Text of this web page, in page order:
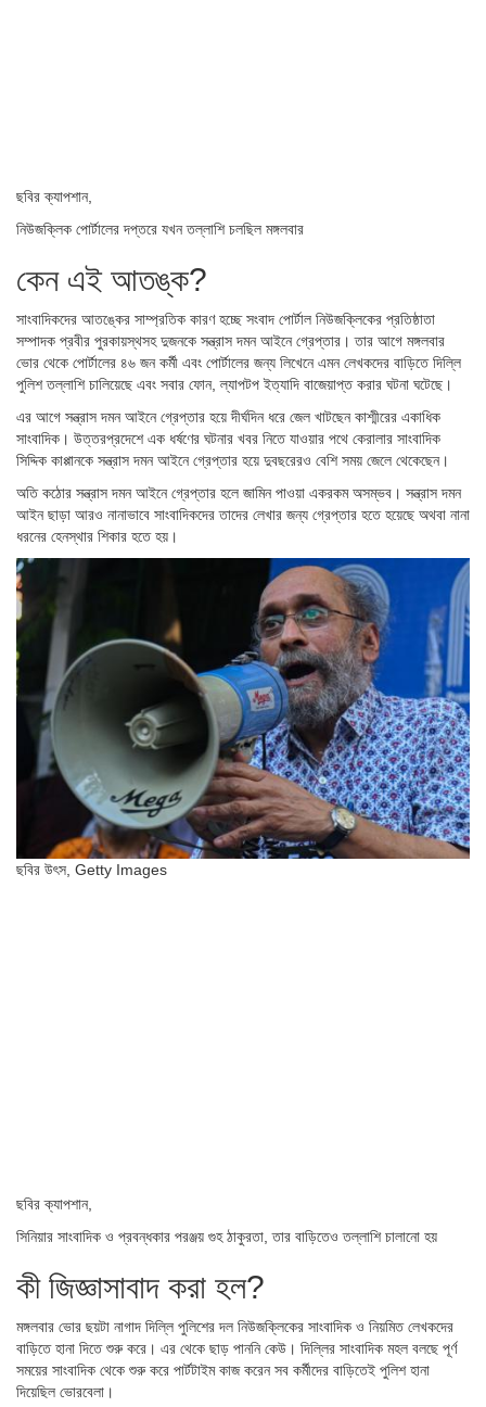
ছবির ক্যাপশান,
নিউজক্লিক পোর্টালের দপ্তরে যখন তল্লাশি চলছিল মঙ্গলবার
কেন এই আতঙ্ক?
সাংবাদিকদের আতঙ্কের সাম্প্রতিক কারণ হচ্ছে সংবাদ পোর্টাল নিউজক্লিকের প্রতিষ্ঠাতা
সম্পাদক প্রবীর পুরকায়স্থসহ দুজনকে সন্ত্রাস দমন আইনে গ্রেপ্তার। তার আগে মঙ্গলবার
ভোর থেকে পোর্টালের ৪৬ জন কর্মী এবং পোর্টালের জন্য লিখেনে এমন লেখকদের বাড়িতে দিল্লি
পুলিশ তল্লাশি চালিয়েছে এবং সবার ফোন, ল্যাপটপ ইত্যাদি বাজেয়াপ্ত করার ঘটনা ঘটেছে।
এর আগে সন্ত্রাস দমন আইনে গ্রেপ্তার হয়ে দীর্ঘদিন ধরে জেল খাটছেন কাশ্মীরের একাধিক
সাংবাদিক। উত্তরপ্রদেশে এক ধর্ষণের ঘটনার খবর নিতে যাওয়ার পথে কেরালার সাংবাদিক
সিদ্দিক কাপ্পানকে সন্ত্রাস দমন আইনে গ্রেপ্তার হয়ে দুবছরেরও বেশি সময় জেলে থেকেছেন।
অতি কঠোর সন্ত্রাস দমন আইনে গ্রেপ্তার হলে জামিন পাওয়া একরকম অসম্ভব। সন্ত্রাস দমন
আইন ছাড়া আরও নানাভাবে সাংবাদিকদের তাদের লেখার জন্য গ্রেপ্তার হতে হয়েছে অথবা নানা
ধরনের হেনস্থার শিকার হতে হয়।
ছবির উৎস, Getty Images
ছবির ক্যাপশান,
সিনিয়ার সাংবাদিক ও প্রবন্ধকার পরঞ্জয় গুহ ঠাকুরতা, তার বাড়িতেও তল্লাশি চালানো হয়
কী জিজ্ঞাসাবাদ করা হল?
মঙ্গলবার ভোর ছয়টা নাগাদ দিল্লি পুলিশের দল নিউজক্লিকের সাংবাদিক ও নিয়মিত লেখকদের
বাড়িতে হানা দিতে শুরু করে। এর থেকে ছাড় পাননি কেউ। দিল্লির সাংবাদিক মহল বলছে পূর্ণ
সময়ের সাংবাদিক থেকে শুরু করে পার্টটাইম কাজ করেন সব কর্মীদের বাড়িতেই পুলিশ হানা
দিয়েছিল ভোরবেলা।